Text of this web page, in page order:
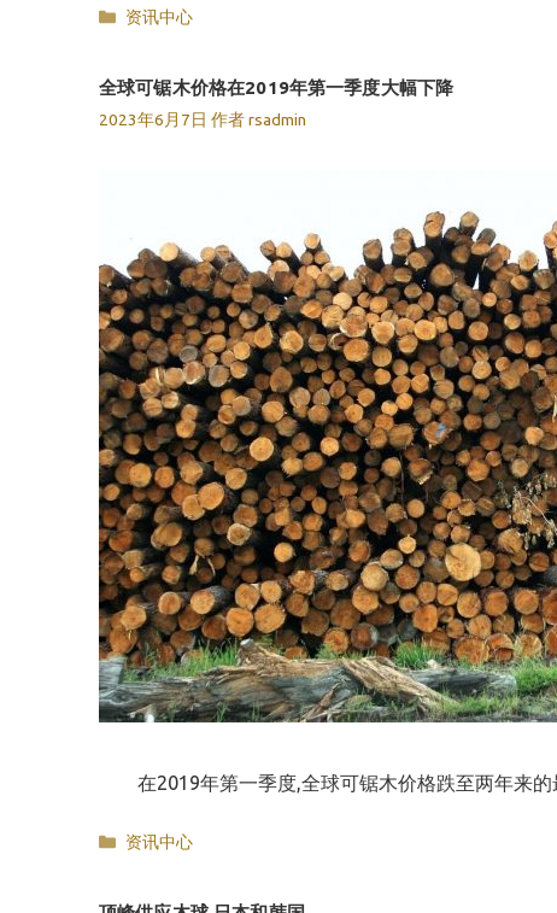
分
资讯中心
全球可锯木价格在2019年第一季度大幅下降
2023年6月7日 作者rsadmin
在2019年第一季度,全球可锯木价格跌至两年来的
分
资讯中心